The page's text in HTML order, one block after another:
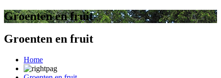
Groenten en fruit
Groenten en fruit
Home